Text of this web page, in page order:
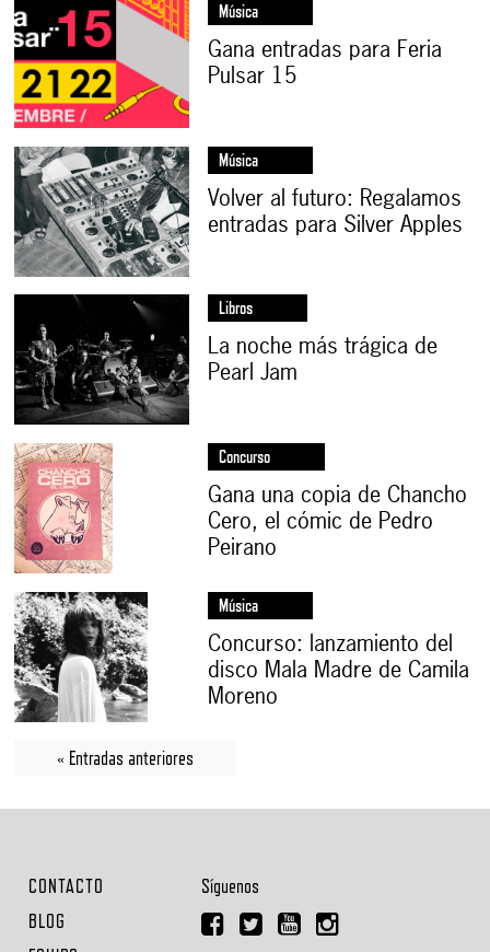
Música
Gana entradas para Feria
Pulsar 15
Música
Volver al futuro: Regalamos
entradas para Silver Apples
Libros
La noche más trágica de
Pearl Jam
Concurso
Gana una copia de Chancho
Cero, el cómic de Pedro
Peirano
Música
Concurso: lanzamiento del
disco Mala Madre de Camila
Moreno
« Entradas anteriores
CONTACTO
BLOG
Síguenos